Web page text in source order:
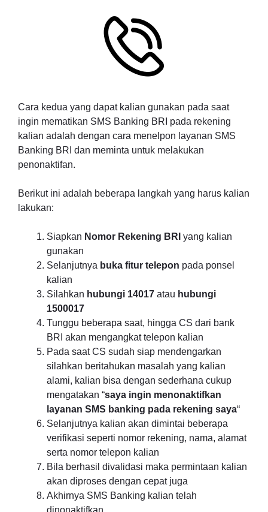
Cara kedua yang dapat kalian gunakan pada saat
ingin mematikan SMS Banking BRI pada rekening
kalian adalah dengan cara menelpon layanan SMS
Banking BRI dan meminta untuk melakukan
penonaktifan.
Berikut ini adalah beberapa langkah yang harus kalian
lakukan:
Siapkan Nomor Rekening BRI yang kalian
gunakan
Selanjutnya buka fitur telepon pada ponsel
kalian
Silahkan hubungi 14017 atau hubungi
1500017
Tunggu beberapa saat, hingga CS dari bank
BRI akan mengangkat telepon kalian
Pada saat CS sudah siap mendengarkan
silahkan beritahukan masalah yang kalian
alami, kalian bisa dengan sederhana cukup
mengatakan “saya ingin menonaktifkan
layanan SMS banking pada rekening saya“
Selanjutnya kalian akan dimintai beberapa
verifikasi seperti nomor rekening, nama, alamat
serta nomor telepon kalian
Bila berhasil divalidasi maka permintaan kalian
akan diproses dengan cepat juga
Akhirnya SMS Banking kalian telah
dinonaktifkan